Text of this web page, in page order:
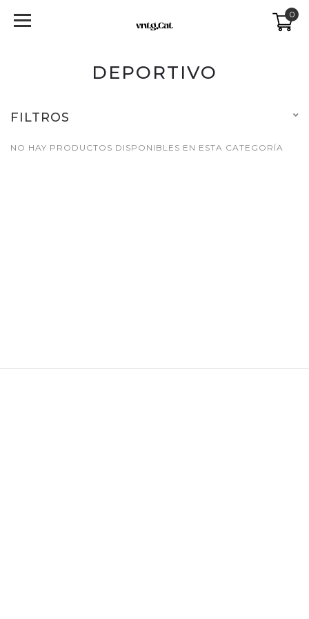
0
DEPORTIVO
FILTROS
NO HAY PRODUCTOS DISPONIBLES EN ESTA CATEGORÍA